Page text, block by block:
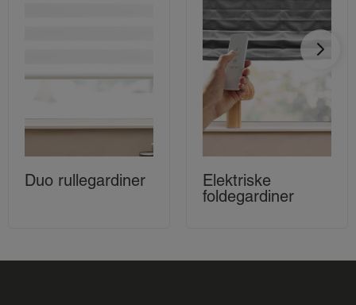
Duo rullegardiner
Elektriske
foldegardiner